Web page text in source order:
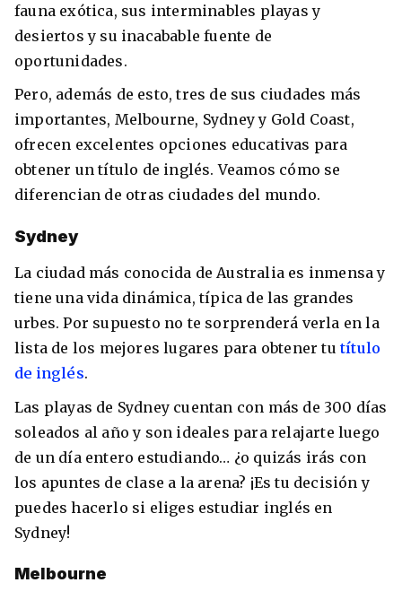
fauna exótica, sus interminables playas y
desiertos y su inacabable fuente de
oportunidades.
Pero, además de esto, tres de sus ciudades más
importantes, Melbourne, Sydney y Gold Coast,
ofrecen excelentes opciones educativas para
obtener un título de inglés. Veamos cómo se
diferencian de otras ciudades del mundo.
Sydney
La ciudad más conocida de Australia es inmensa y
tiene una vida dinámica, típica de las grandes
urbes. Por supuesto no te sorprenderá verla en la
lista de los mejores lugares para obtener tutítulo
de inglés.
Las playas de Sydney cuentan con más de 300 días
soleados al año y son ideales para relajarte luego
de un día entero estudiando… ¿o quizás irás con
los apuntes de clase a la arena? ¡Es tu decisión y
puedes hacerlo si eliges estudiar inglés en
Sydney!
Melbourne